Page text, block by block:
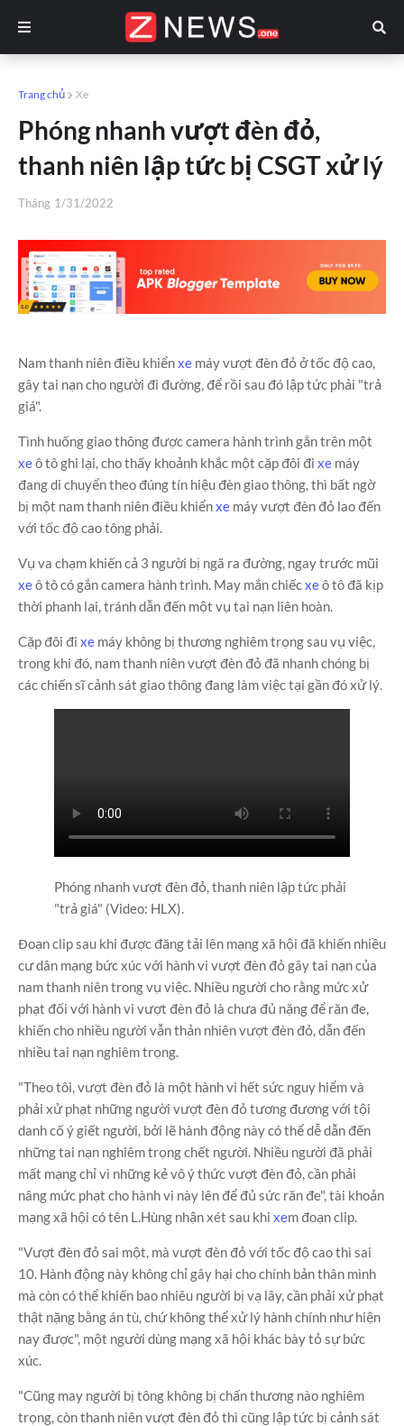
Trang chủ Xe
Phóng nhanh vượt đèn đỏ,
thanh niên lập tức bị CSGT xử lý
Tháng 1/31/2022
Nam thanh niên điều khiểnxe máy vượt đèn đỏ ở tốc độ cao,
gây tai nạn cho người đi đường, để rồi sau đó lập tức phải "trả
giá".
Tình huống giao thông được camera hành trình gắn trên một
xeô tô ghi lại, cho thấy khoảnh khắc một cặp đôi đi xe máy
đang di chuyển theo đúng tín hiệu đèn giao thông, thì bất ngờ
bị một nam thanh niên điều khiểnxe máy vượt đèn đỏ lao đến
với tốc độ cao tông phải.
Vụ va chạm khiến cả 3 người bị ngã ra đường, ngay trước mũi
xeô tô có gắn camera hành trình. May mắn chiếcxeô tô đã kịp
thời phanh lại, tránh dẫn đến một vụ tai nạn liên hoàn.
Cặp đôi đi xe máy không bị thương nghiêm trọng sau vụ việc,
trong khi đó, nam thanh niên vượt đèn đỏ đã nhanh chóng bị
các chiến sĩ cảnh sát giao thông đang làm việc tại gần đó xử lý.
Phóng nhanh vượt đèn đỏ, thanh niên lập tức phải
"trả giá" (Video: HLX).
Đoạn clip sau khi được đăng tải lên mạng xã hội đã khiến nhiều
cư dân mạng bức xúc với hành vi vượt đèn đỏ gây tai nạn của
nam thanh niên trong vụ việc. Nhiều người cho rằng mức xử
phạt đối với hành vi vượt đèn đỏ là chưa đủ nặng để răn đe,
khiến cho nhiều người vẫn thản nhiên vượt đèn đỏ, dẫn đến
nhiều tai nạn nghiêm trọng.
"Theo tôi, vượt đèn đỏ là một hành vi hết sức nguy hiểm và
phải xử phạt những người vượt đèn đỏ tương đương với tội
danh cố ý giết người, bởi lẽ hành động này có thể dễ dẫn đến
những tai nạn nghiêm trọng chết người. Nhiều người đã phải
mất mạng chỉ vì những kẻ vô ý thức vượt đèn đỏ, cần phải
nâng mức phạt cho hành vi này lên để đủ sức răn đe", tài khoản
mạng xã hội có tên L.Hùng nhận xét sau khi xem đoạn clip.
"Vượt đèn đỏ sai một, mà vượt đèn đỏ với tốc độ cao thì sai
10. Hành động này không chỉ gây hại cho chính bản thân mình
mà còn có thể khiến bao nhiêu người bị vạ lây, cần phải xử phạt
thật nặng bằng án tù, chứ không thể xử lý hành chính như hiện
nay được", một người dùng mạng xã hội khác bày tỏ sự bức
xúc.
"Cũng may người bị tông không bị chấn thương nào nghiêm
trọng, còn thanh niên vượt đèn đỏ thì cũng lập tức bị cảnh sát